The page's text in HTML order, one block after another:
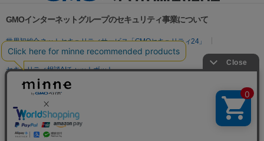
GMOインターネットグループのセキュリティ事業について
世界初総合ネットセキュリティサービス「GMOセキュリティ24」
パスワード漏洩診断
Webサイトリスク診断
セキュリティ相談AIチャットボット
実在証明・盗聴対策
サイバー攻撃対策（GMO Flatt Security）
セキュリティ事業の軌跡